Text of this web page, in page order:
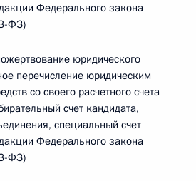
Федерального закона
ФЗ)
юридического
перечисление юридическим
со своего расчетного счета
счет кандидата,
специальный счет
Федерального закона
ФЗ)